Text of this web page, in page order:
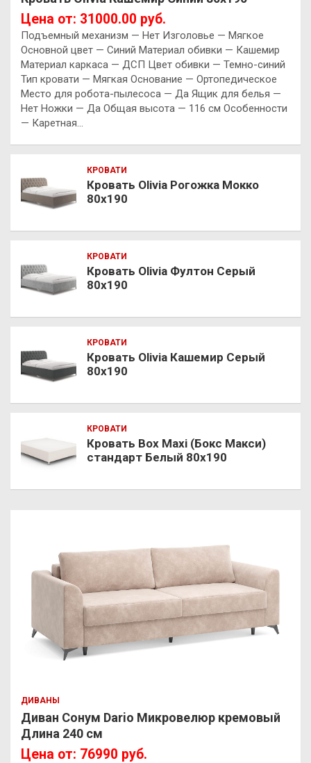
Цена от: 31000.00 руб.
Подъемный механизм — Нет Изголовье — Мягкое
Основной цвет — Синий Материал обивки — Кашемир
Материал каркаса — ДСП Цвет обивки — Темно-синий
Тип кровати — Мягкая Основание — Ортопедическое
Место для робота-пылесоса — Да Ящик для белья —
Нет Ножки — Да Общая высота — 116 см Особенности
— Каретная…
КРОВАТИ
Кровать Olivia Рогожка Мокко
80х190
КРОВАТИ
Кровать Olivia Фултон Серый
80х190
КРОВАТИ
Кровать Olivia Кашемир Серый
80х190
КРОВАТИ
Кровать Box Maxi (Бокс Макси)
стандарт Белый 80х190
ДИВАНЫ
Диван Сонум Dario Микровелюр кремовый
Длина 240 см
Цена от: 76990 руб.